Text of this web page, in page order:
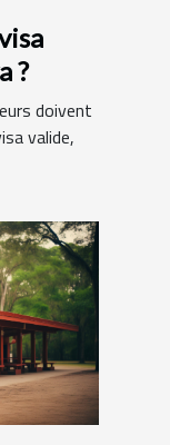
?
doivent
valide,